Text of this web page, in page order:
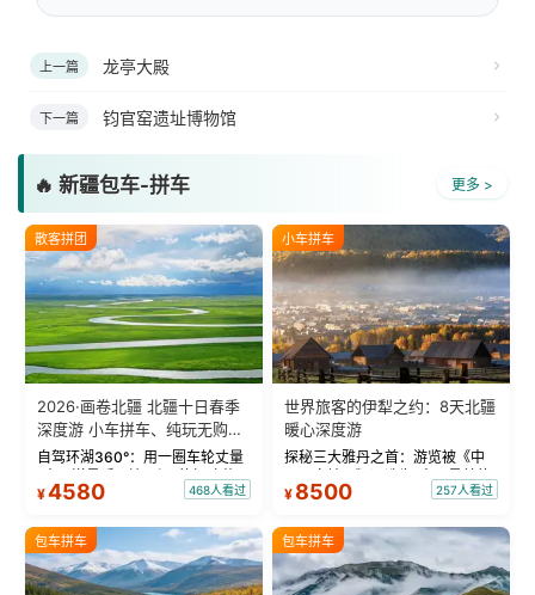
上一篇 龙亭大殿
下一篇 钧官窑遗址博物馆
🔥 新疆包车-拼车 更多 >
散客拼团
2026·画卷北疆 北疆十日春季
深度游 小车拼车、纯玩无购
物！
自驾环湖360°：用一圈车轮丈量
“大西洋最后一滴眼泪”的极致蔚
蓝。 赛湖旅拍：甄选多款风格服
绝美瞬间。 赛湖坦克300跟车视
频：专业摄影师...
¥4580 468人看过
小车拼车
世界旅客的伊犁之约：8天北疆
暖心深度游
探秘三大雅丹之首：游览被《中
国国家地理》评选为“中国最美的
三大雅丹”第一名的克拉玛依魔鬼
瓦人最大村落——禾木村，欣赏
晨雾与小木...
¥ 8500 257人看过
包车拼车 包车拼车